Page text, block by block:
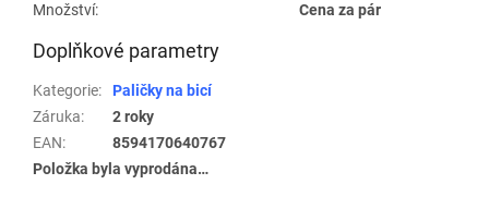
Množství:
Cena za pár
Doplňkové parametry
Kategorie:
Paličky na bicí
Záruka:
2 roky
EAN:
8594170640767
Položka byla vyprodána…